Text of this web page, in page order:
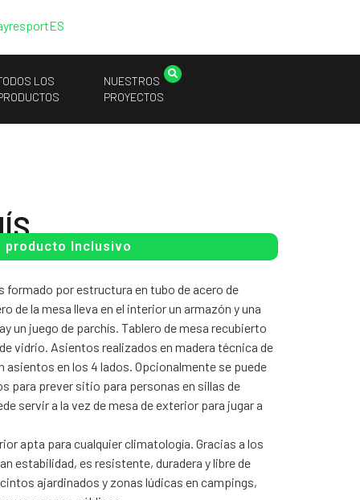
ES
LOS
NUESTROS
PROYECTOS
producto Inclusivo
formado por estructura en tubo de acero de
de la mesa lleva en el interior un armazón y una
un juego de parchís. Tablero de mesa recubierto
vidrio. Asientos realizados en madera técnica de
asientos en los 4 lados. Opcionalmente se puede
para prever sitio para personas en sillas de
servir a la vez de mesa de exterior para jugar a
apta para cualquier climatología. Gracias a los
estabilidad, es resistente, duradera y libre de
ajardinados y zonas lúdicas en campings,